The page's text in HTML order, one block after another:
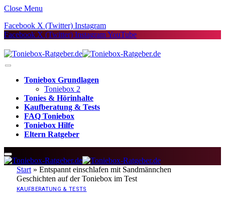
Close Menu
Facebook X (Twitter) Instagram
Facebook X (Twitter) InstagramYouTube
Toniebox Grundlagen
Toniebox 2
Tonies & Hörinhalte
Kaufberatung & Tests
FAQ Toniebox
Toniebox Hilfe
Eltern Ratgeber
Start » Entspannt einschlafen mit Sandmännchen
Geschichten auf der Toniebox im Test
KAUFBERATUNG & TESTS